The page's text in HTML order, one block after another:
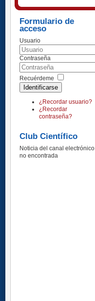
Formulario de
acceso
Usuario
Contraseña
Recuérdeme
Identificarse
¿Recordar usuario?
¿Recordar
contraseña?
Club Científico
Noticia del canal electrónico
no encontrada